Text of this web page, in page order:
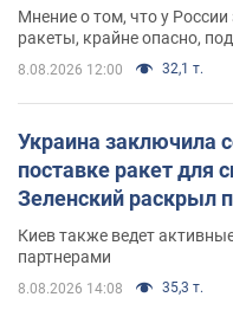
Мнение о том, что у
ракеты, крайне опасно,
8.08.2026 12:00 32,1 т.
Украина заключила
поставке ракет
Зеленский раскрыл
Киев также ведет
партнерами
8.08.2026 14:08 35,3 т.